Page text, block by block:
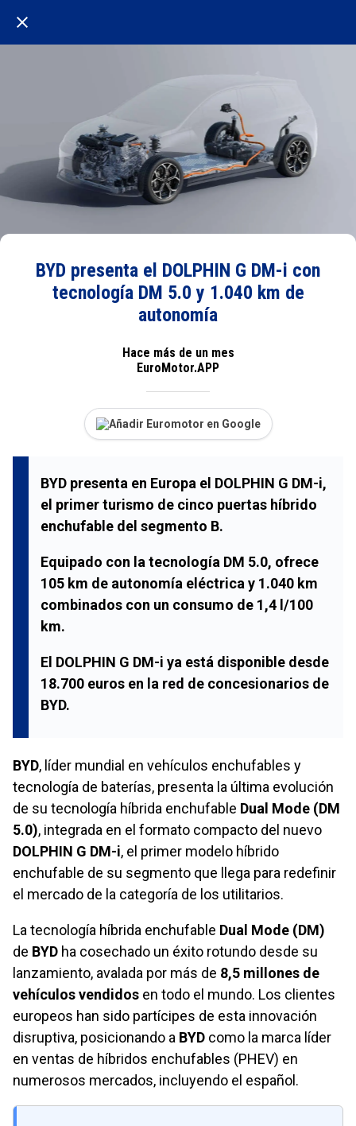
BYD presenta el DOLPHIN G DM-i con
tecnología DM 5.0 y 1.040 km de
autonomía
Hace más de un mes
EuroMotor.APP
Añadir Euromotor en Google
BYD presenta en Europa el DOLPHIN G DM-i,
el primer turismo de cinco puertas híbrido
enchufable del segmento B.
Equipado con la tecnología DM 5.0, ofrece
105 km de autonomía eléctrica y 1.040 km
combinados con un consumo de 1,4 l/100
km.
El DOLPHIN G DM-i ya está disponible desde
18.700 euros en la red de concesionarios de
BYD.
BYD, líder mundial en vehículos enchufables y
tecnología de baterías, presenta la última evolución
de su tecnología híbrida enchufable Dual Mode (DM
5.0), integrada en el formato compacto del nuevo
DOLPHIN G DM-i, el primer modelo híbrido
enchufable de su segmento que llega para redefinir
el mercado de la categoría de los utilitarios.
La tecnología híbrida enchufable Dual Mode (DM)
de BYD ha cosechado un éxito rotundo desde su
lanzamiento, avalada por más de 8,5 millones de
vehículos vendidos en todo el mundo. Los clientes
europeos han sido partícipes de esta innovación
disruptiva, posicionando a BYD como la marca líder
en ventas de híbridos enchufables (PHEV) en
numerosos mercados, incluyendo el español.